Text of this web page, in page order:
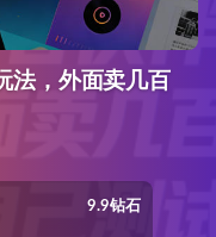
法，外面卖几百
9.9钻石